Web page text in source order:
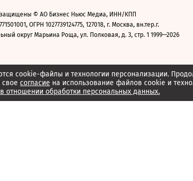
cookie-файлы и технологии персонализации.
согласие на использование файлов cookie и
отношении обработки персональных данных.
защищены © АО Бизнес Ньюс Медиа, ИНН/КПП
ОГРН 1027739124775, 127018, г. Москва, вн.тер.г.
округ Марьина Роща, ул. Полковая, д. 3, стр. 1 1999—2026